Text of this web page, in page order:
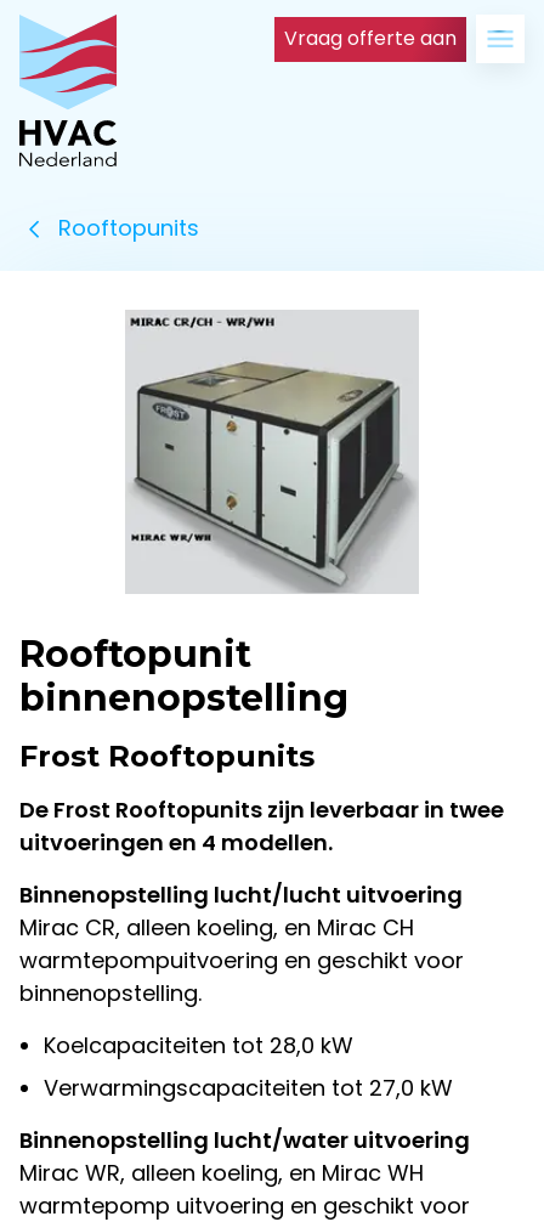
Vraag offerte aan
Rooftopunits
Rooftopunit
binnenopstelling
Frost Rooftopunits
De Frost Rooftopunits zijn leverbaar in twee
uitvoeringen en 4 modellen.
Binnenopstelling lucht/lucht uitvoering
Mirac CR, alleen koeling, en Mirac CH
warmtepompuitvoering en geschikt voor
binnenopstelling.
Koelcapaciteiten tot 28,0 kW
Verwarmingscapaciteiten tot 27,0 kW
Binnenopstelling lucht/water uitvoering
Mirac WR, alleen koeling, en Mirac WH
warmtepomp uitvoering en geschikt voor